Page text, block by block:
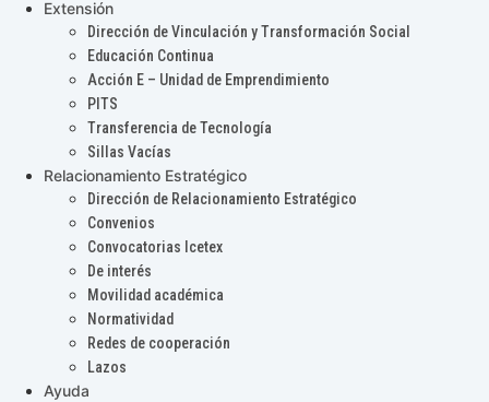
Extensión
Dirección de Vinculación y Transformación Social
Educación Continua
Acción E – Unidad de Emprendimiento
PITS
Transferencia de Tecnología
Sillas Vacías
Relacionamiento Estratégico
Dirección de Relacionamiento Estratégico
Convenios
Convocatorias Icetex
De interés
Movilidad académica
Normatividad
Redes de cooperación
Lazos
Ayuda